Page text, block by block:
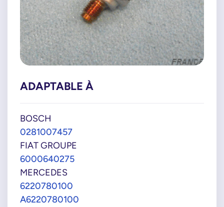
ADAPTABLE À
BOSCH
0281007457
FIAT GROUPE
6000640275
MERCEDES
6220780100
A6220780100